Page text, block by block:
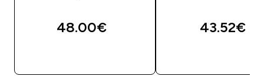
48.00€‎ 43.52€‎